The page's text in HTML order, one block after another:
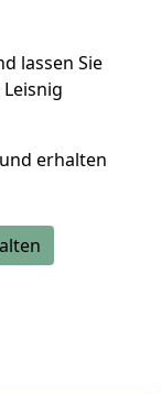
lassen Sie
und erhalten